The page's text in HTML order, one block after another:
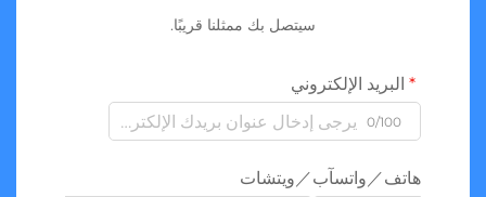
سيتصل بك ممثلنا قريبًا.
البريد الإلكتروني
0/100
هاتف／واتسآب／ويتشات